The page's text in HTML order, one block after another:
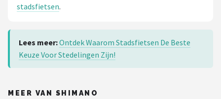
stadsfietsen.
Lees meer:Ontdek Waarom Stadsfietsen De Beste
Keuze Voor Stedelingen Zijn!
MEER VAN SHIMANO